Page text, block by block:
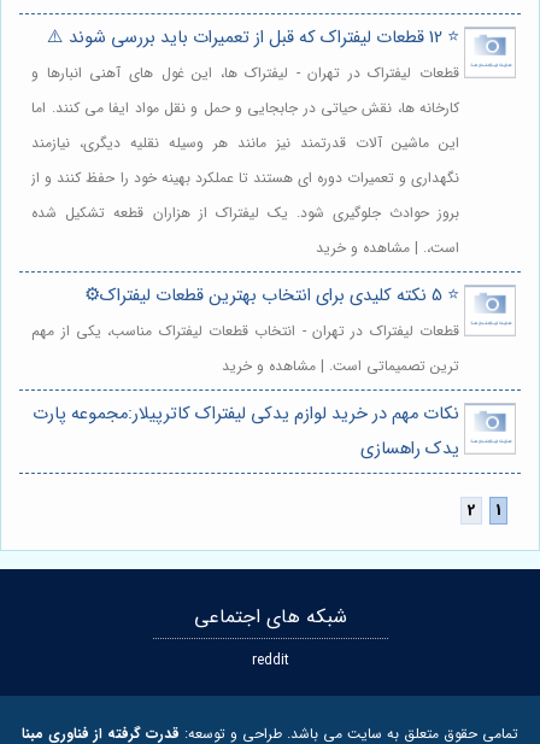
⭐️ 12 قطعات لیفتراک که قبل از تعمیرات باید بررسی شوند ⚠️
قطعات لیفتراک در تهران - لیفتراک ها، این غول های آهنی انبارها و
کارخانه ها، نقش حیاتی در جابجایی و حمل و نقل مواد ایفا می کنند. اما
این ماشین آلات قدرتمند نیز مانند هر وسیله نقلیه دیگری، نیازمند
نگهداری و تعمیرات دوره ای هستند تا عملکرد بهینه خود را حفظ کنند و از
بروز حوادث جلوگیری شود. یک لیفتراک از هزاران قطعه تشکیل شده
است،. | مشاهده و خرید
⭐️ 5 نکته کلیدی برای انتخاب بهترین قطعات لیفتراک⚙️
قطعات لیفتراک در تهران - انتخاب قطعات لیفتراک مناسب، یکی از مهم
ترین تصمیماتی است. | مشاهده و خرید
نکات مهم در خرید لوازم یدکی لیفتراک کاترپیلار:مجموعه پارت
یدک راهسازی
شبکه های اجتماعی
reddit
تمامی حقوق متعلق به سایت می باشد. طراحی و توسعه: قدرت گرفته از فناوری مبنا